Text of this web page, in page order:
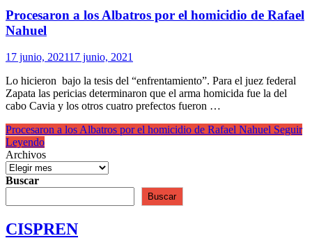
Procesaron a los Albatros por el homicidio de Rafael
Nahuel
17 junio, 202117 junio, 2021
Lo hicieron bajo la tesis del “enfrentamiento”. Para el juez federal
Zapata las pericias determinaron que el arma homicida fue la del
cabo Cavia y los otros cuatro prefectos fueron …
Procesaron a los Albatros por el homicidio de Rafael Nahuel Seguir
Leyendo
Archivos
Buscar
Buscar
CISPREN